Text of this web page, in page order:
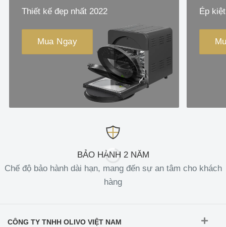
Thiết kế đẹp nhất 2022
Mua Ngay
Ép
BẢO HÀNH 2 NĂM
Chế độ bảo hành dài hạn, mang đến sự an tâm cho khách
hàng
CÔNG TY TNHH OLIVO VIỆT NAM